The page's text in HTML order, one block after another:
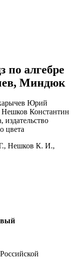
по алгебре
Миндюк
Нешков К. И.,